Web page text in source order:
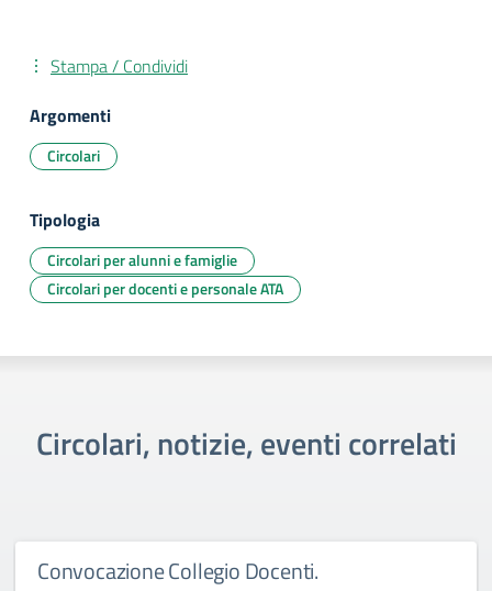
Stampa / Condividi
Argomenti
Circolari
Tipologia
Circolari per alunni e famiglie
Circolari per docenti e personale ATA
Circolari, notizie, eventi correlati
Convocazione Collegio Docenti.